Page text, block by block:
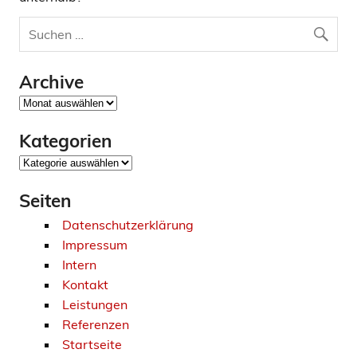
Archive
Archive
Kategorien
Kategorien
Seiten
Datenschutzerklärung
Impressum
Intern
Kontakt
Leistungen
Referenzen
Startseite